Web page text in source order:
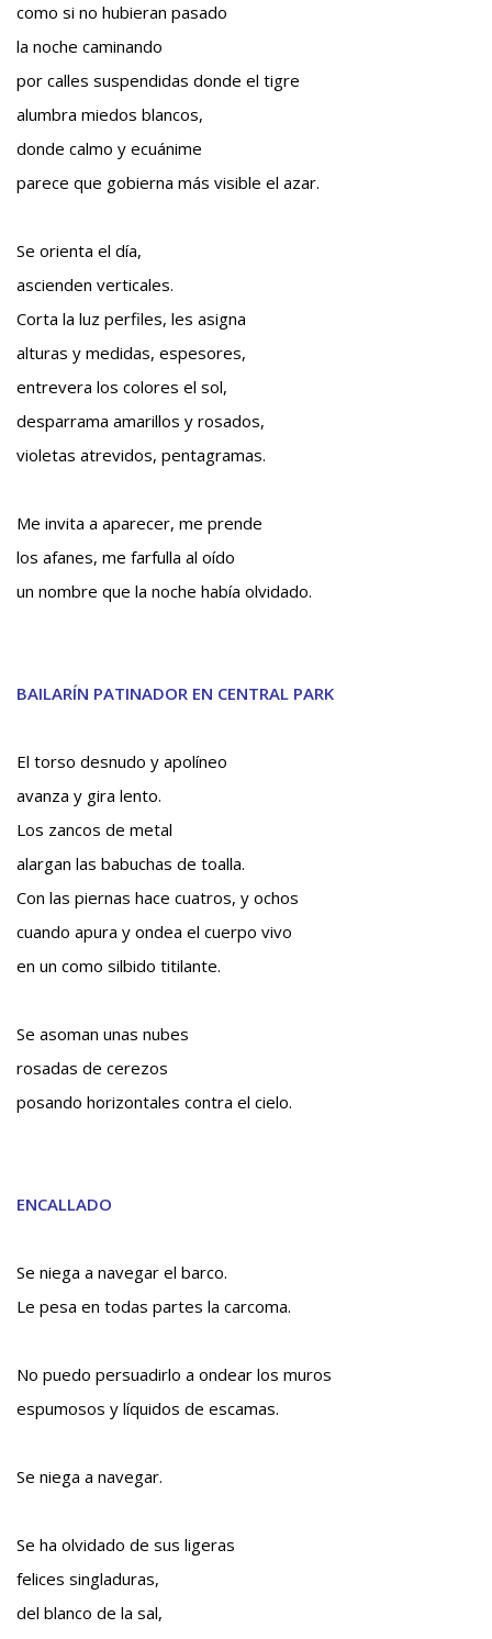
BAQUIANA – Año XXVII / Nº 137 – 138 / Enero – Junio 2026
BAQUIANA – Año XXVII / Nº 137 – 138 / Enero – Junio 2026
(Opinión I)
(TEATRO)
BAQUIANA – ENLACES III
Números Anteriores
BAQUIANA – Números Anteriores (2016 – 2020)
BAQUIANA – Números Anteriores (2010 – 2015)
BAQUIANA – Números Anteriores (2005 – 2010)
como si no hubieran pasado
la noche caminando
por calles suspendidas donde el tigre
alumbra miedos blancos,
donde calmo y ecuánime
parece que gobierna más visible el azar.
Se orienta el día,
ascienden verticales.
Corta la luz perfiles, les asigna
alturas y medidas, espesores,
entrevera los colores el sol,
desparrama amarillos y rosados,
violetas atrevidos, pentagramas.
Me invita a aparecer, me prende
los afanes, me farfulla al oído
un nombre que la noche había olvidado.
BAILARÍN PATINADOR EN CENTRAL PARK
El torso desnudo y apolíneo
avanza y gira lento.
Los zancos de metal
alargan las babuchas de toalla.
Con las piernas hace cuatros, y ochos
cuando apura y ondea el cuerpo vivo
en un como silbido titilante.
Se asoman unas nubes
rosadas de cerezos
posando horizontales contra el cielo.
ENCALLADO
Se niega a navegar el barco.
Le pesa en todas partes la carcoma.
No puedo persuadirlo a ondear los muros
espumosos y líquidos de escamas.
Se niega a navegar.
Se ha olvidado de sus ligeras
felices singladuras,
del blanco de la sal,